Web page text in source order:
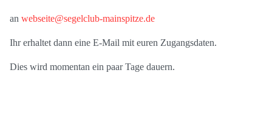
an webseite@segelclub-mainspitze.de
Ihr erhaltet dann eine E-Mail mit euren Zugangsdaten.
Dies wird momentan ein paar Tage dauern.